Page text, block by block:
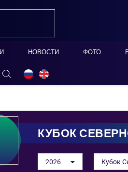
НОВОСТИ ФОТО
ТАБЛО СКРЫТЬ
КУБОК
2026 Кубок